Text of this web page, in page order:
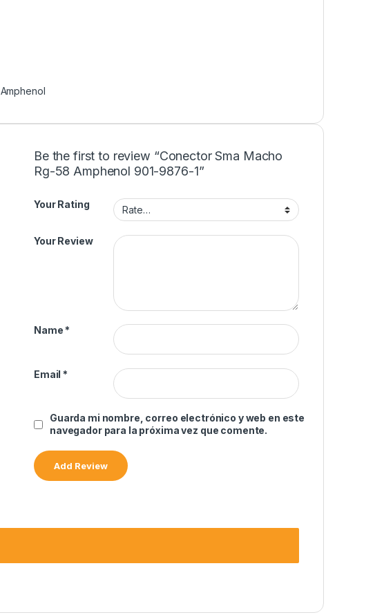
Amphenol
Be the first to review “Conector Sma Macho
Rg-58 Amphenol 901-9876-1”
Your Rating
Your Review
Name *
Email *
Guarda mi nombre, correo electrónico y web en este
navegador para la próxima vez que comente.